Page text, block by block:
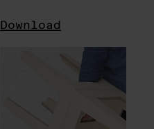
Download